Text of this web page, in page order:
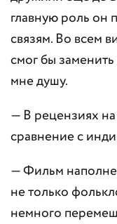
главную роль он
связям. Во всем
смог бы
мне душу.
— В рецензиях на
сравнение с
— Фильм
не только
немного